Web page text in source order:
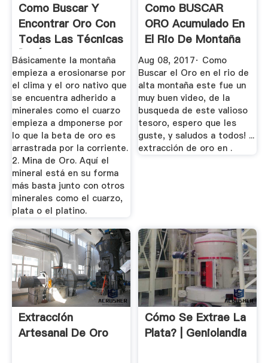
Como Buscar Y
Encontrar Oro Con
Todas Las Técnicas
[GUÍA ...
Básicamente la montaña
empieza a erosionarse por
el clima y el oro nativo que
se encuentra adherido a
minerales como el cuarzo
empieza a dmponerse por
lo que la beta de oro es
arrastrada por la corriente.
2. Mina de Oro. Aquí el
mineral está en su forma
más basta junto con otros
minerales como el cuarzo,
plata o el platino.
Como BUSCAR
ORO Acumulado En
El Rio De Montaña
YouTube
Aug 08, 2017· Como
Buscar el Oro en el rio de
alta montaña este fue un
muy buen video, de la
busqueda de este valioso
tesoro, espero que les
guste, y saludos a todos! ...
extracción de oro en .
Extracción
Artesanal De Oro
Cómo Se Extrae La
Plata? | Geniolandia